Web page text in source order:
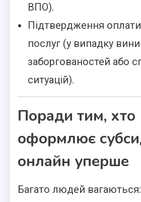
ВПО).
Підтвердження
послуг (у випадку
заборгованостей або
ситуацій).
Поради тим, хто
оформлює
онлайн уперше
Багато людей